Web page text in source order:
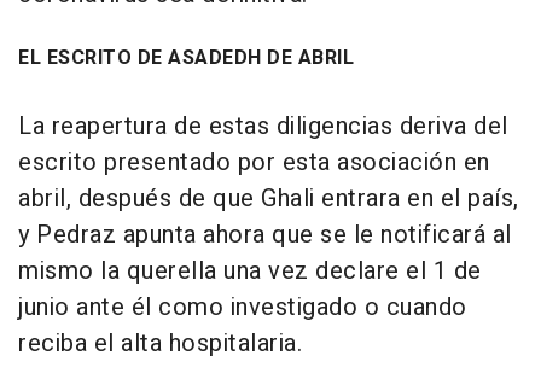
EL ESCRITO DE ASADEDH DE ABRIL
La reapertura de estas diligencias deriva del
escrito presentado por esta asociación en
abril, después de que Ghali entrara en el país,
y Pedraz apunta ahora que se le notificará al
mismo la querella una vez declare el 1 de
junio ante él como investigado o cuando
reciba el alta hospitalaria.